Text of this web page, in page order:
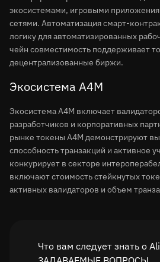
экосистемами, игровыми
сетями. Автоматизация смарт-
логику для автоматизированных
чейн совместимость поддерживает
децентрализованные биржи.
Экосистема A4M
Экосистема A4M включает
разработчиков и корпоративных
рынке токены A4M демонстрируют
способность транзакций и активное
конкурирует в секторе
включают стоимость стейкнутых
активных валидаторов и объем
Что вам следует знать о